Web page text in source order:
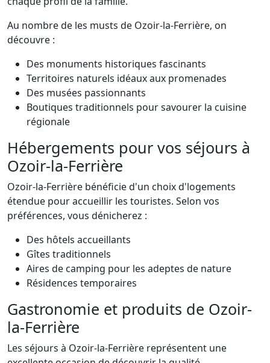
Au nombre de les musts de Ozoir-la-Ferrière, on
découvre :
Des monuments historiques fascinants
Territoires naturels idéaux aux promenades
Des musées passionnants
Boutiques traditionnels pour savourer la cuisine
régionale
Hébergements pour vos séjours à
Ozoir-la-Ferrière
Ozoir-la-Ferrière bénéficie d'un choix d'logements
étendue pour accueillir les touristes. Selon vos
préférences, vous dénicherez :
Des hôtels accueillants
Gîtes traditionnels
Aires de camping pour les adeptes de nature
Résidences temporaires
Gastronomie et produits de Ozoir-
la-Ferrière
Les séjours à Ozoir-la-Ferrière représentent une